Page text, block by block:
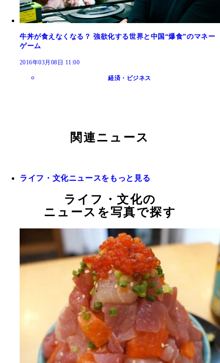
牛丼が食えなくなる？ 強欲化する世界と中国“爆食”のマネー
ゲーム
2016年03月08日 11:00
経済・ビジネス
関連ニュース
ライフ・文化ニュースをもっと見る
ライフ・文化の
ニュースを写真で探す